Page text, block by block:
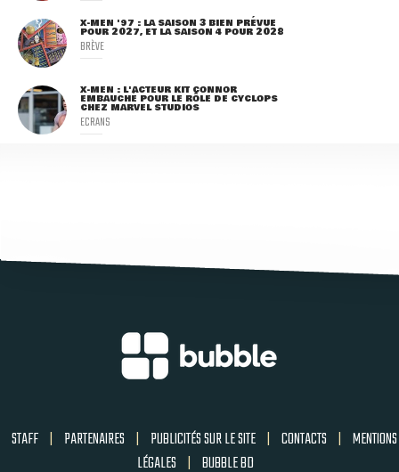
X-MEN '97 : LA SAISON 3 BIEN PRÉVUE
POUR 2027, ET LA SAISON 4 POUR 2028
BRÈVE
X-MEN : L'ACTEUR KIT CONNOR
EMBAUCHÉ POUR LE RÔLE DE CYCLOPS
CHEZ MARVEL STUDIOS
ECRANS
STAFF | PARTENAIRES | PUBLICITÉS SUR LE SITE | CONTACTS | MENTIONS
LÉGALES | BUBBLE BD